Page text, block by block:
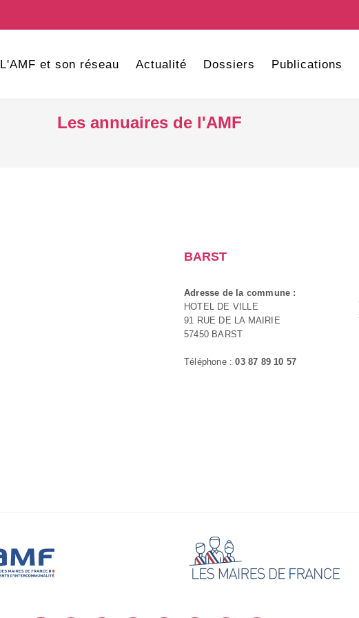
L'AMF et son réseau Actualité Dossiers Publications
Les annuaires de l'AMF
BARST
Adresse de la commune :
HOTEL DE VILLE
91 RUE DE LA MAIRIE
57450 BARST
Téléphone :03 87 89 10 57